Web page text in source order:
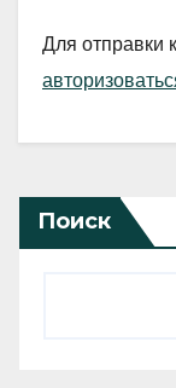
Для отправки
Поиск